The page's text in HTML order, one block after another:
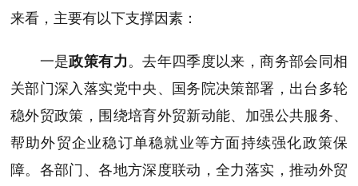
来看，主要有以下支撑因素：
一是政策有力。去年四季度以来，商务部会同相
关部门深入落实党中央、国务院决策部署，出台多轮
稳外贸政策，围绕培育外贸新动能、加强公共服务、
帮助外贸企业稳订单稳就业等方面持续强化政策保
障。各部门、各地方深度联动，全力落实，推动外贸